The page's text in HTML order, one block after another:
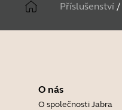
Příslušenství /
O nás
O společnosti Jabra